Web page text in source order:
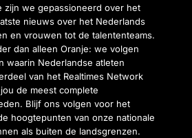
zijn we gepassioneerd over het
nieuws over het Nederlands
en vrouwen tot de talententeams.
dan alleen Oranje: we volgen
waarin Nederlandse atleten
van het Realtimes Network
de meest complete
Blijf ons volgen voor het
hoogtepunten van onze nationale
als buiten de landsgrenzen.